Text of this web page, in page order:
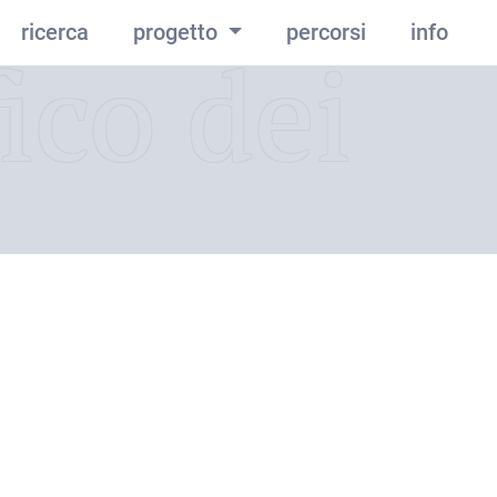
ricerca progetto percorsi info
dei